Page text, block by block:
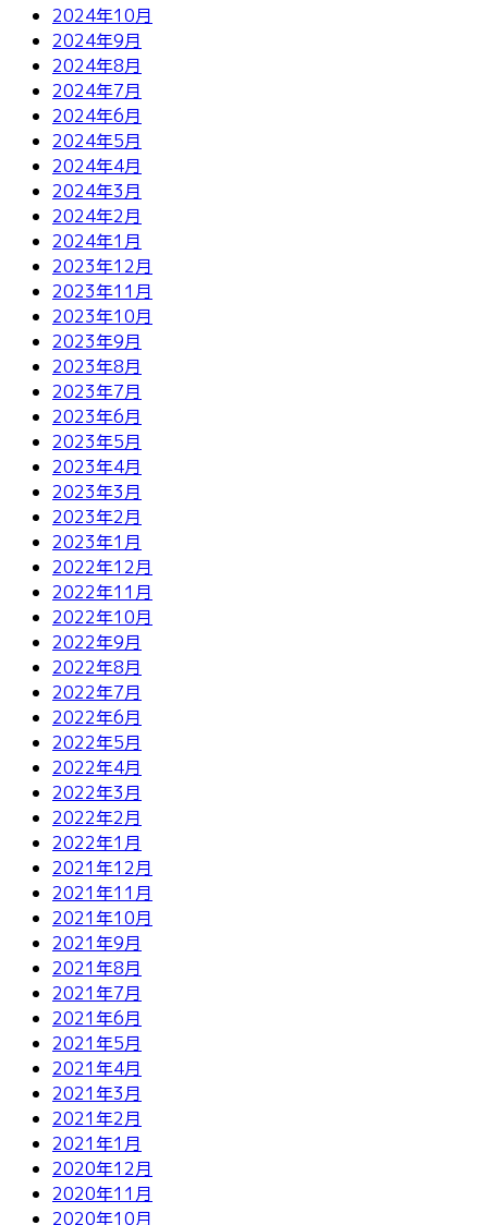
2024年10月
2024年9月
2024年8月
2024年7月
2024年6月
2024年5月
2024年4月
2024年3月
2024年2月
2024年1月
2023年12月
2023年11月
2023年10月
2023年9月
2023年8月
2023年7月
2023年6月
2023年5月
2023年4月
2023年3月
2023年2月
2023年1月
2022年12月
2022年11月
2022年10月
2022年9月
2022年8月
2022年7月
2022年6月
2022年5月
2022年4月
2022年3月
2022年2月
2022年1月
2021年12月
2021年11月
2021年10月
2021年9月
2021年8月
2021年7月
2021年6月
2021年5月
2021年4月
2021年3月
2021年2月
2021年1月
2020年12月
2020年11月
2020年10月